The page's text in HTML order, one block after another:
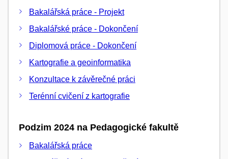
Bakalářská práce - Projekt
Bakalářské práce - Dokončení
Diplomová práce - Dokončení
Kartografie a geoinformatika
Konzultace k závěrečné práci
Terénní cvičení z kartografie
Podzim 2024 na Pedagogické fakultě
Bakalářská práce